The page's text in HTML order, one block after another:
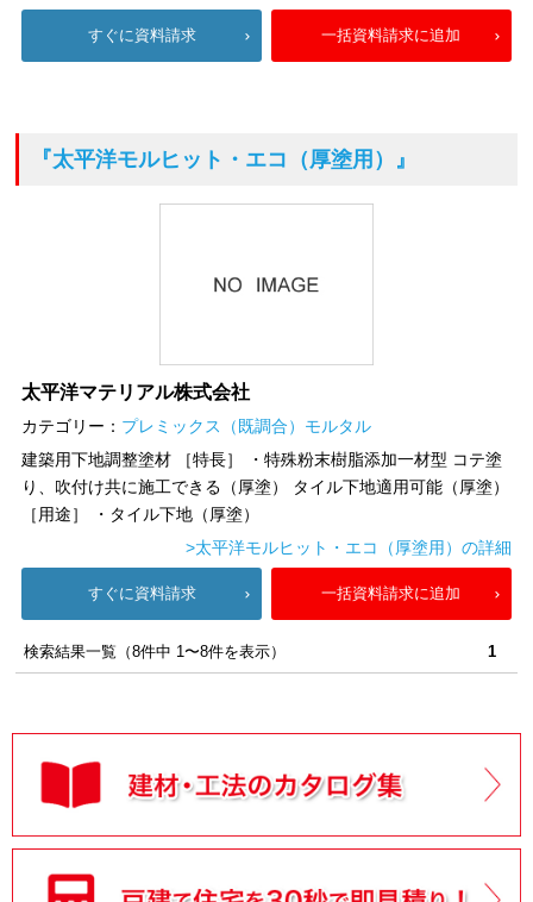
すぐに資料請求 一括資料請求に追加
『太平洋モルヒット・エコ（厚塗用）』
太平洋マテリアル株式会社
カテゴリー： プレミックス（既調合）モルタル
建築用下地調整塗材 ［特長］ ・特殊粉末樹脂添加一材型 コテ塗
り、吹付け共に施工できる（厚塗） タイル下地適用可能（厚塗）
［用途］ ・タイル下地（厚塗）
>太平洋モルヒット・エコ（厚塗用）の詳細
すぐに資料請求 一括資料請求に追加
検索結果一覧（8件中 1〜8件を表示） 1